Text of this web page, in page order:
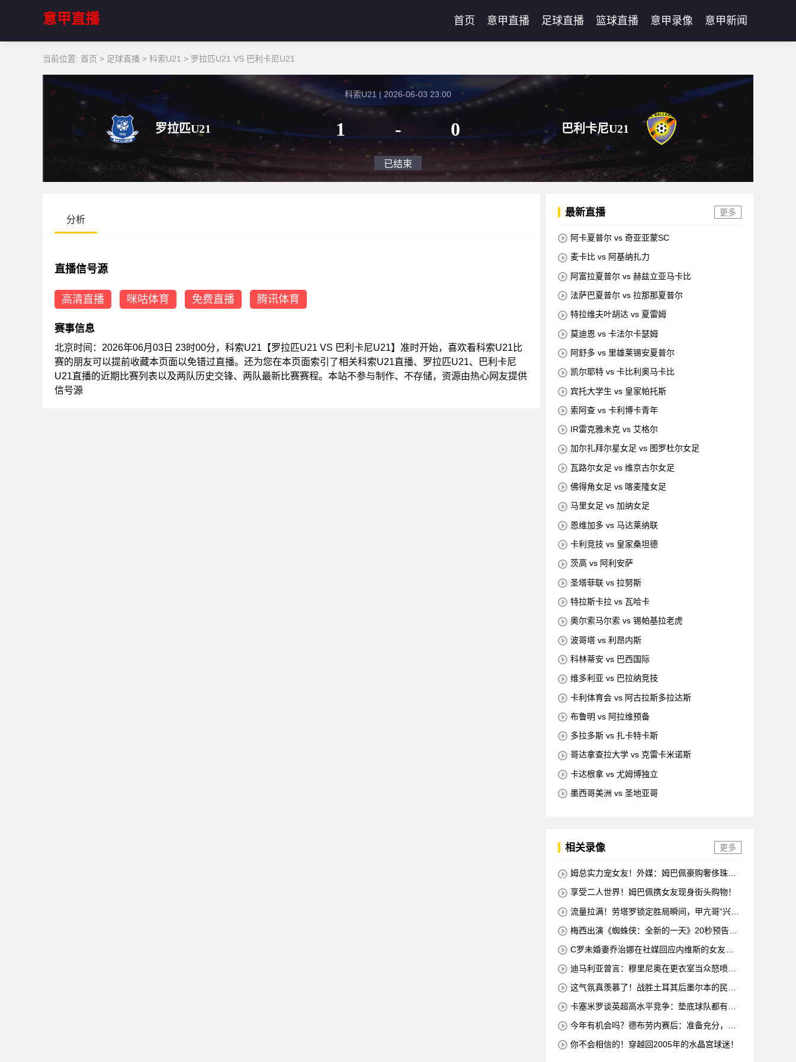
意甲直播 首页 意甲直播 足球直播 篮球直播 意甲录像 意甲新闻
当前位置: 首页 > 足球直播 > 科索U21 > 罗拉匹U21 VS 巴利卡尼U21
罗拉匹U21
科索U21 | 2026-06-03 23:00
1 - 0
已结束
巴利卡尼U21
分析
直播信号源
高清直播 咪咕体育 免费直播 腾讯体育
赛事信息
北京时间：2026年06月03日 23时00分，科索U21【罗拉匹U21 VS 巴利卡尼U21】准时开始，喜欢看科索U21比
赛的朋友可以提前收藏本页面以免错过直播。还为您在本页面索引了相关科索U21直播、罗拉匹U21、巴利卡尼
U21直播的近期比赛列表以及两队历史交锋、两队最新比赛赛程。本站不参与制作、不存储，资源由热心网友提供
信号源
最新直播 更多
阿卡夏普尔 vs 奇亚亚蒙SC
麦卡比 vs 阿基纳扎力
阿富拉夏普尔 vs 赫兹立亚马卡比
法萨巴夏普尔 vs 拉那那夏普尔
特拉维夫叶胡达 vs 夏雷姆
莫迪恩 vs 卡法尔卡瑟姆
阿舒多 vs 里雄莱锡安夏普尔
凯尔耶特 vs 卡比利奥马卡比
宾托大学生 vs 皇家帕托斯
索阿查 vs 卡利博卡青年
IR雷克雅未克 vs 艾格尔
加尔扎拜尔星女足 vs 图罗杜尔女足
瓦路尔女足 vs 维京古尔女足
佛得角女足 vs 喀麦隆女足
马里女足 vs 加纳女足
恩维加多 vs 马达莱纳联
卡利竞技 vs 皇家桑坦德
茨高 vs 阿利安萨
圣塔菲联 vs 拉努斯
特拉斯卡拉 vs 瓦哈卡
奥尔索马尔索 vs 锡帕基拉老虎
波哥塔 vs 利昂内斯
科林蒂安 vs 巴西国际
维多利亚 vs 巴拉纳竞技
卡利体育会 vs 阿古拉斯多拉达斯
布鲁明 vs 阿拉维预备
多拉多斯 vs 扎卡特卡斯
哥达拿查拉大学 vs 克雷卡米诺斯
卡达根拿 vs 尤姆博独立
墨西哥美洲 vs 圣地亚哥
相关录像 更多
姆总实力宠女友！外媒：姆巴佩豪购奢侈珠宝
享受二人世界！姆巴佩携女友现身街头购物！
流量拉满！劳塔罗锁定胜局瞬间，甲亢哥“兴
梅西出演《蜘蛛侠：全新的一天》20秒预告片
C罗未婚妻乔治娜在社媒回应内维斯的女友：
迪马利亚曾言：穆里尼奥在更衣室当众怒喷C
这气氛真羡慕了！战胜土耳其后墨尔本的民众
卡塞米罗谈英超高水平竞争：垫底球队都有好
今年有机会吗？德布劳内赛后：准备充分，希
你不会相信的！穿越回2005年的水晶宫球迷！